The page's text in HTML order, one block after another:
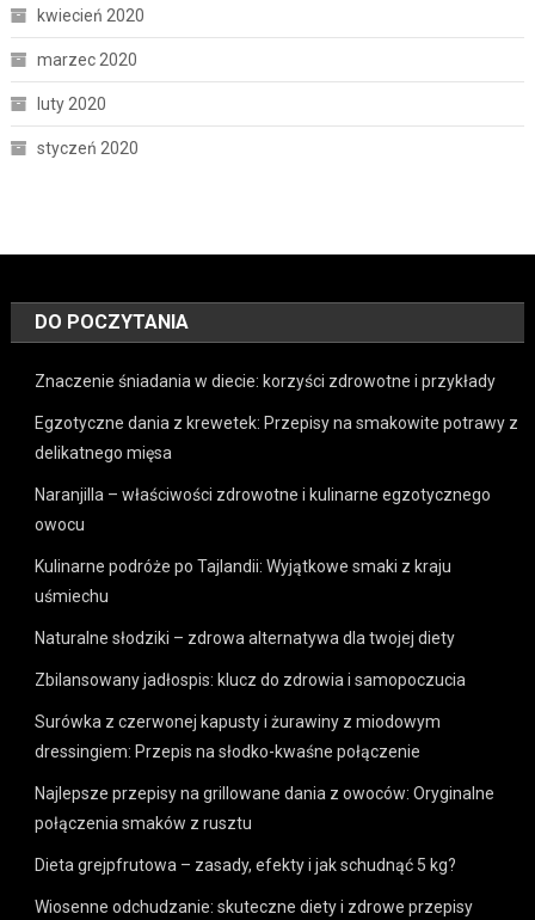
kwiecień 2020
marzec 2020
luty 2020
styczeń 2020
DO POCZYTANIA
Znaczenie śniadania w diecie: korzyści zdrowotne i przykłady
Egzotyczne dania z krewetek: Przepisy na smakowite potrawy z
delikatnego mięsa
Naranjilla – właściwości zdrowotne i kulinarne egzotycznego
owocu
Kulinarne podróże po Tajlandii: Wyjątkowe smaki z kraju
uśmiechu
Naturalne słodziki – zdrowa alternatywa dla twojej diety
Zbilansowany jadłospis: klucz do zdrowia i samopoczucia
Surówka z czerwonej kapusty i żurawiny z miodowym
dressingiem: Przepis na słodko-kwaśne połączenie
Najlepsze przepisy na grillowane dania z owoców: Oryginalne
połączenia smaków z rusztu
Dieta grejpfrutowa – zasady, efekty i jak schudnąć 5 kg?
Wiosenne odchudzanie: skuteczne diety i zdrowe przepisy